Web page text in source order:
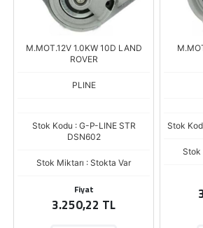
M.MOT.12V 1.0KW 10D LAND
ROVER
PLINE
Stok Kodu : G-P-LINE STR
DSN602
Stok Miktarı : Stokta Var
Fiyat
3.250,22 TL
Stok
Stok